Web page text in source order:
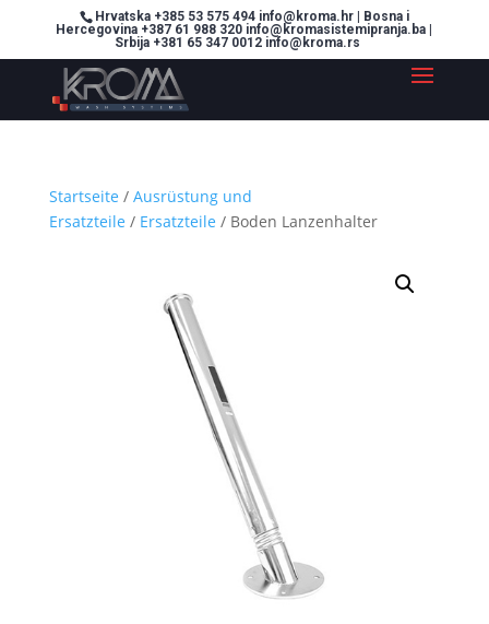
Hrvatska +385 53 575 494 info@kroma.hr | Bosna i
Hercegovina +387 61 988 320 info@kromasistemipranja.ba |
Srbija +381 65 347 0012 info@kroma.rs
Startseite / Ausrüstung und
Ersatzteile / Ersatzteile / Boden Lanzenhalter